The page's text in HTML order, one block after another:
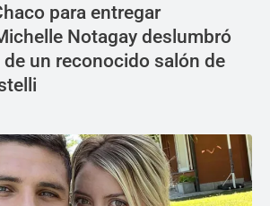
para entregar
Notagay deslumbró
un reconocido salón de